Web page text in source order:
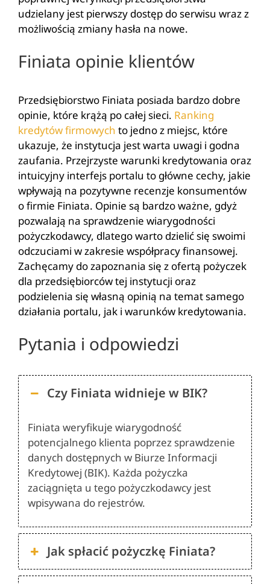
udzielany jest pierwszy dostęp do serwisu wraz z
możliwością zmiany hasła na nowe.
Finiata opinie klientów
Przedsiębiorstwo Finiata posiada bardzo dobre
opinie, które krążą po całej sieci. Ranking
kredytów firmowych to jedno z miejsc, które
ukazuje, że instytucja jest warta uwagi i godna
zaufania. Przejrzyste warunki kredytowania oraz
intuicyjny interfejs portalu to główne cechy, jakie
wpływają na pozytywne recenzje konsumentów
o firmie Finiata. Opinie są bardzo ważne, gdyż
pozwalają na sprawdzenie wiarygodności
pożyczkodawcy, dlatego warto dzielić się swoimi
odczuciami w zakresie współpracy finansowej.
Zachęcamy do zapoznania się z ofertą pożyczek
dla przedsiębiorców tej instytucji oraz
podzielenia się własną opinią na temat samego
działania portalu, jak i warunków kredytowania.
Pytania i odpowiedzi
Czy Finiata widnieje w BIK?
Finiata weryfikuje wiarygodność
potencjalnego klienta poprzez sprawdzenie
danych dostępnych w Biurze Informacji
Kredytowej (BIK). Każda pożyczka
zaciągnięta u tego pożyczkodawcy jest
wpisywana do rejestrów.
Jak spłacić pożyczkę Finiata?